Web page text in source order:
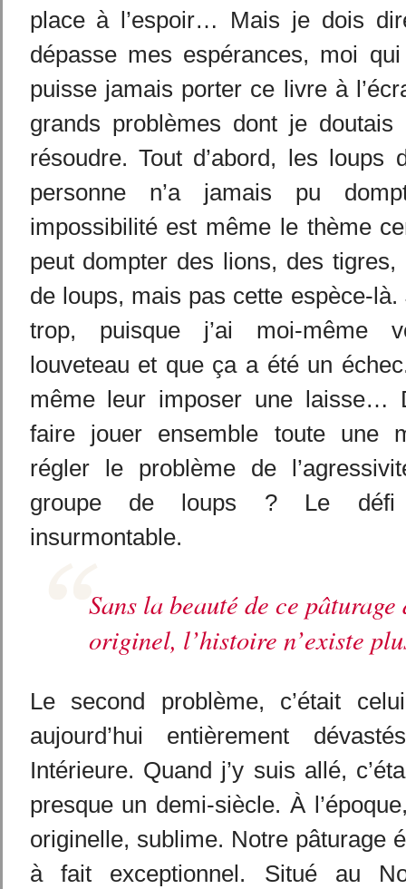
place à l’espoir… Mais je dois
dépasse mes espérances, moi
puisse jamais porter ce livre à
grands problèmes dont je doutais
résoudre. Tout d’abord, les loups
personne n’a jamais pu
impossibilité est même le thème
peut dompter des lions, des tigres,
de loups, mais pas cette espèce-
trop, puisque j’ai moi-même
louveteau et que ça a été un
même leur imposer une laisse…
faire jouer ensemble toute une
régler le problème de
groupe de loups ? Le défi
insurmontable.
Sans la beauté de ce pâturage
originel, l’histoire n’existe
Le second problème, c’était
aujourd’hui entièrement
Intérieure. Quand j’y suis allé,
presque un demi-siècle. À
originelle, sublime. Notre pâturage
à fait exceptionnel. Situé au